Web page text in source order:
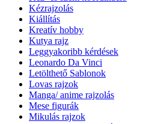
Kézrajzolás
Kiállítás
Kreatív hobby
Kutya rajz
Leggyakoribb kérdések
Leonardo Da Vinci
Letölthető Sablonok
Lovas rajzok
Manga/ anime rajzolás
Mese figurák
Mikulás rajzok